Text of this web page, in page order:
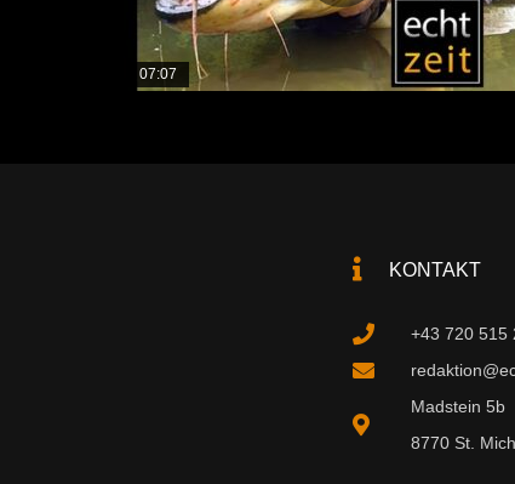
07:07
KONTAKT
+43 720 515
Madstein 5b
8770 St.